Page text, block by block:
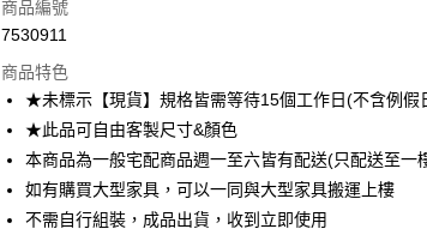
3 期 0 利率 每期 NT$486 21
合作金庫商業銀行
華南商業銀行
彰化商業銀行
國泰世華商業銀行
兆豐國際商業銀行
臺灣中小企業銀行
台中商業銀行
6 期 0 利率 每期NT$243
合作金庫商業銀行
第一商業銀行
華南商業銀行
彰化商業銀行
上海商業儲蓄銀行
台北富邦商業銀行
LINE Pay
Apple Pay
商品編號
7530911
商品特色
★未標示【現貨】規格皆需等待15個工作日(不含例假
★此品可自由客製尺寸&顏色
本商品為一般宅配商品週一至六皆有配送(只配送至一
如有購買大型家具，可以一同與大型家具搬運上樓
不需自行組裝，成品出貨，收到立即使用